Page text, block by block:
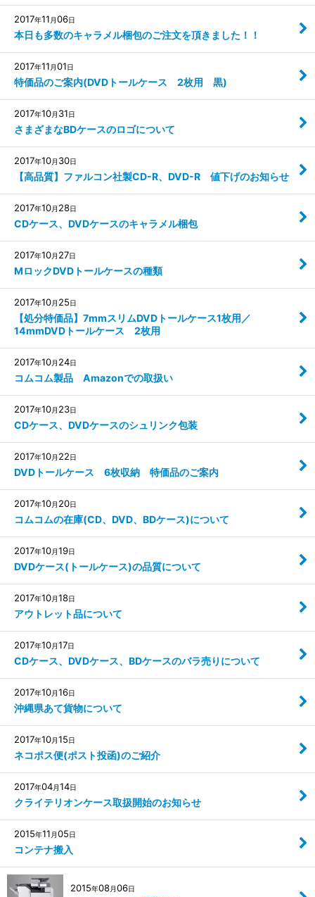
2017年11 月06日
本日も多数のキャラメル梱包のご注文を頂きました！！
2017年11 月01日
特価品のご案内(DVDトールケース 2枚用 黒)
2017年10月 31日
さまざまなBDケースのロゴについて
2017年10月 30日
【高品質】ファルコン社製CD-R、DVD-R 値下げのお知らせ
2017年10月 28日
CDケース、DVDケースのキャラメル梱包
2017年10月 27日
MロックDVDトールケースの種類
2017年10月 25日
【処分特価品】7mmスリムDVDトールケース1枚用／
14mmDVDトールケース 2枚用
2017年10月 24日
コムコム製品 Amazonでの取扱い
2017年10月 23日
CDケース、DVDケースのシュリンク包装
2017年10月 22日
DVDトールケース 6枚収納 特価品のご案内
2017年10月 20日
コムコムの在庫(CD、DVD、BDケース)について
2017年10月19日
DVDケース(トールケース)の品質について
2017年10月18日
アウトレット品について
2017年10月17日
CDケース、DVDケース、BDケースのバラ売りについて
2017年10月16日
沖縄県あて貨物について
2017年10月15日
ネコポス便(ポスト投函)のご紹介
2017年04月14日
クライテリオンケース取扱開始のお知らせ
2015年11 月05日
コンテナ搬入
2015年08月06日